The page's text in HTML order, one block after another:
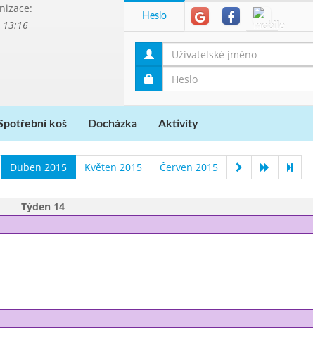
13:16
Heslo
koš Docházka Aktivity
Duben 2015 Květen 2015 Červen 2015
Týden 14